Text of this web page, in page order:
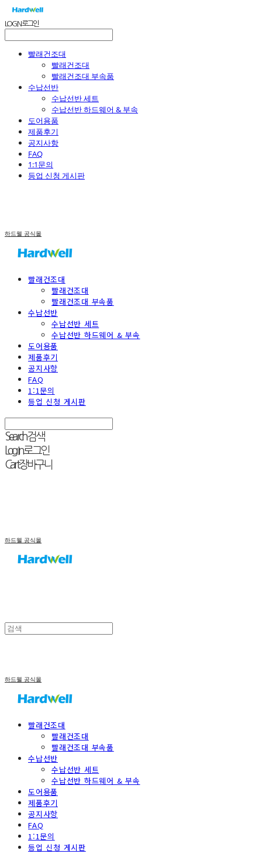
LOG IN로그인
빨래건조대
빨래건조대
빨래건조대 부속품
수납선반
수납선반 세트
수납선반 하드웨어 & 부속
도어용품
제품후기
공지사항
FAQ
1:1문의
등업 신청 게시판
하드웰 공식몰
빨래건조대
빨래건조대
빨래건조대 부속품
수납선반
수납선반 세트
수납선반 하드웨어 & 부속
도어용품
제품후기
공지사항
FAQ
1:1문의
등업 신청 게시판
Search검색
Log In로그인
Cart장바구니
하드웰 공식몰
하드웰 공식몰
빨래건조대
빨래건조대
빨래건조대 부속품
수납선반
수납선반 세트
수납선반 하드웨어 & 부속
도어용품
제품후기
공지사항
FAQ
1:1문의
등업 신청 게시판